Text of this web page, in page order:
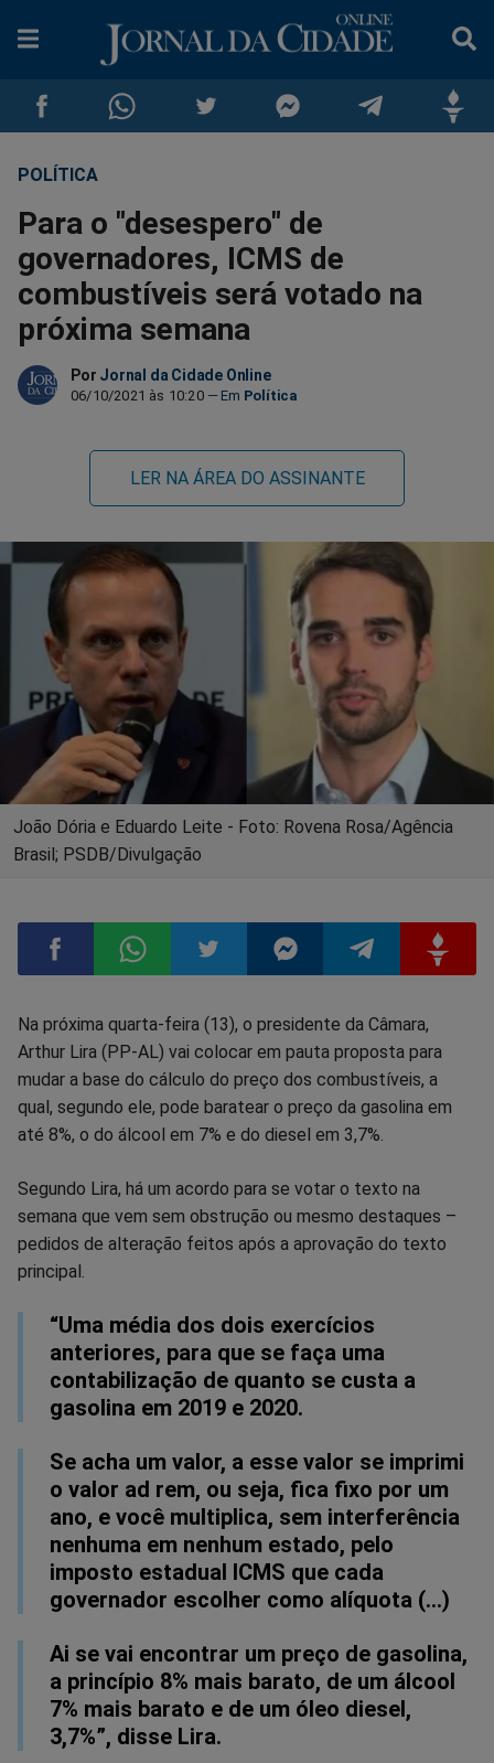
Compartilhar
no
Facebook
Compartilhar
no
Whatsapp
no
Twitter
no
MessengerTelegram
POLÍTICA
Para o "desespero" de
governadores, ICMS de
combustíveis será votado na
próxima semana
Por Jornal da Cidade Online
06/10/2021 às 10:20 Política
LER NA ÁREA DO ASSINANTE
João Dória e Eduardo Leite - Foto: Rovena Rosa/Agência
Brasil; PSDB/Divulgação
Compartilhar
no
Facebook
Compartilhar
no
Whatsapp
Compartilhar
no
Twitter
Compartilhar
no
Messenger
Compartilhar
no
Telegram
no
Na próxima quarta-feira (13), o presidente da Câmara,
Arthur Lira (PP-AL) vai colocar em pauta proposta para
mudar a base do cálculo do preço dos combustíveis, a
qual, segundo ele, pode baratear o preço da gasolina em
até 8%, o do álcool em 7% e do diesel em 3,7%.
Segundo Lira, há um acordo para se votar o texto na
semana que vem sem obstrução ou mesmo destaques –
pedidos de alteração feitos após a aprovação do texto
principal.
“Uma média dos dois exercícios
anteriores, para que se faça uma
contabilização de quanto se custa a
gasolina em 2019 e 2020.
Se acha um valor, a esse valor se imprimi
o valor ad rem, ou seja, fica fixo por um
ano, e você multiplica, sem interferência
nenhuma em nenhum estado, pelo
imposto estadual ICMS que cada
governador escolher como alíquota (…)
Ai se vai encontrar um preço de gasolina,
a princípio 8% mais barato, de um álcool
7% mais barato e de um óleo diesel,
3,7%”, disse Lira.